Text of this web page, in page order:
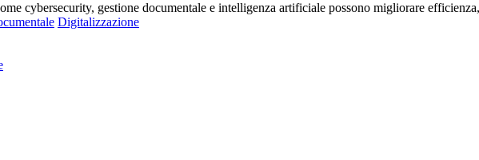
cybersecurity, gestione documentale e intelligenza artificiale possono migliorare
Digitalizzazione